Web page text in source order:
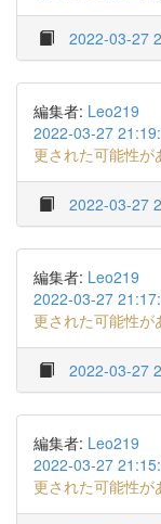
2022-03-27
編集者: Leo219
2022-03-27
更された可能性が
2022-03-27
編集者: Leo219
2022-03-27
更された可能性が
2022-03-27
編集者: Leo219
2022-03-27
更された可能性が